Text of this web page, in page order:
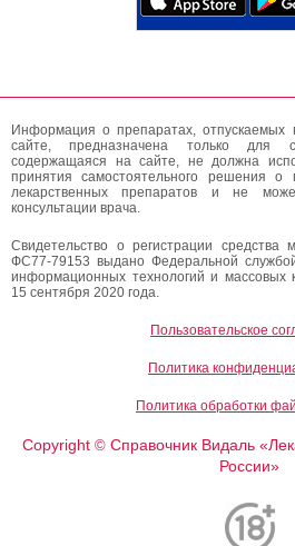
Информация о препаратах,
сайте, предназначена только для
содержащаяся на сайте, не должна
принятия самостоятельного решения о
лекарственных препаратов и не
консультации врача.
Свидетельство о регистрации
ФС77-79153 выдано Федеральной
информационных технологий и массовых
15 сентября 2020 года.
Пользовательское
Политика
Политика обработки
Copyright ©Справочник Видаль
России»